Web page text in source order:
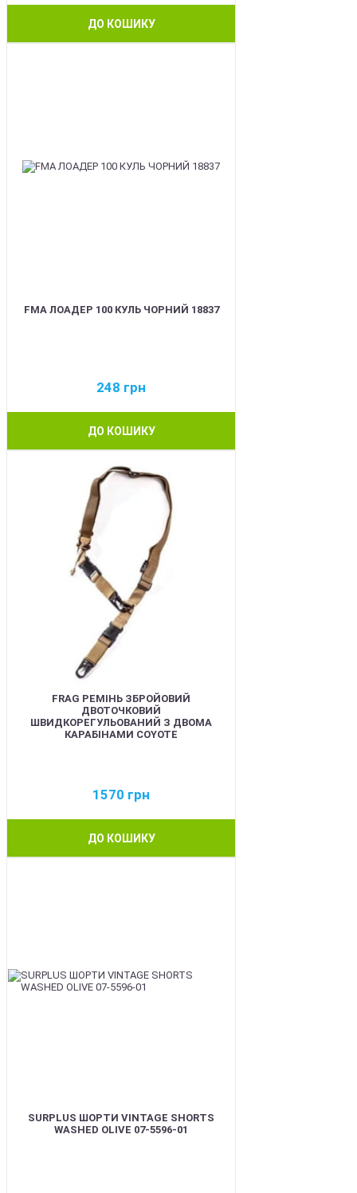
ДО КОШИКУ
FMA ЛОАДЕР 100 КУЛЬ ЧОРНИЙ 18837
248 грн
ДО КОШИКУ
FRAG РЕМІНЬ ЗБРОЙОВИЙ
ДВОТОЧКОВИЙ
ШВИДКОРЕГУЛЬОВАНИЙ З ДВОМА
КАРАБІНАМИ COYOTE
1570 грн
ДО КОШИКУ
SURPLUS ШОРТИ VINTAGE SHORTS
WASHED OLIVE 07-5596-01